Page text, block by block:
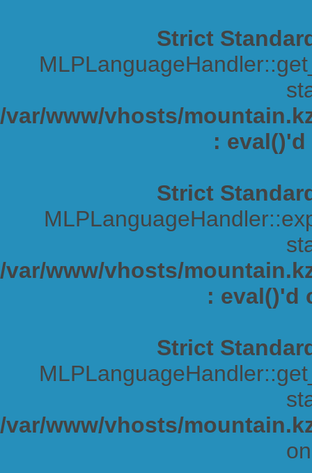
Strict
/var/www/vhosts/
:
Strict
/var/www/vhosts/
: eval()'d
Strict
/var/www/vhosts/